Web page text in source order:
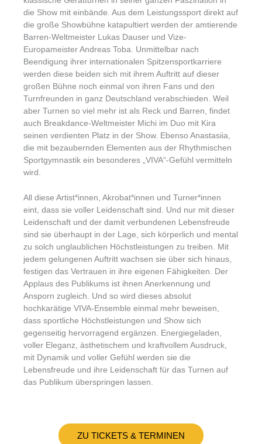
die Show mit einbände. Aus dem Leistungssport direkt auf
die große Showbühne katapultiert werden der amtierende
Barren-Weltmeister Lukas Dauser und Vize-
Europameister Andreas Toba. Unmittelbar nach
Beendigung ihrer internationalen Spitzensportkarriere
werden diese beiden sich mit ihrem Auftritt auf dieser
großen Bühne noch einmal von ihren Fans und den
Turnfreunden in ganz Deutschland verabschieden. Weil
aber Turnen so viel mehr ist als Reck und Barren, findet
auch Breakdance-Weltmeister Michi im Duo mit Kira
seinen verdienten Platz in der Show. Ebenso Anastasiia,
die mit bezaubernden Elementen aus der Rhythmischen
Sportgymnastik ein besonderes „VIVA“-Gefühl vermitteln
wird.
All diese Artist*innen, Akrobat*innen und Turner*innen
eint, dass sie voller Leidenschaft sind. Und nur mit dieser
Leidenschaft und der damit verbundenen Lebensfreude
sind sie überhaupt in der Lage, sich körperlich und mental
zu solch unglaublichen Höchstleistungen zu treiben. Mit
jedem gelungenen Auftritt wachsen sie über sich hinaus,
festigen das Vertrauen in ihre eigenen Fähigkeiten. Der
Applaus des Publikums ist ihnen Anerkennung und
Ansporn zugleich. Und so wird dieses absolut
hochkarätige VIVA-Ensemble einmal mehr beweisen,
dass sportliche Höchstleistungen und Show sich
gegenseitig hervorragend ergänzen. Energiegeladen,
voller Eleganz, ästhetischem und kraftvollem Ausdruck,
mit Dynamik und voller Gefühl werden sie die
Lebensfreude und ihre Leidenschaft für das Turnen auf
das Publikum überspringen lassen.
ZU TICKETS & TERMINEN